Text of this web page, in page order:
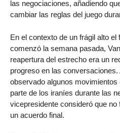
las negociaciones, añadiendo
cambiar las reglas del juego
En el contexto de un frágil alto el
comenzó la semana pasada,
reapertura del estrecho era un
progreso en las
observado algunos
parte de los iraníes durante las
vicepresidente consideró que
un acuerdo final.